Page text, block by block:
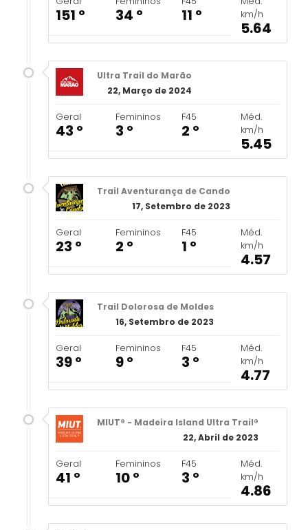
151 º 34 º 11 º
km/h
5.64
Ultra Trail do Marão
22, Março de 2024
Geral
43 º
Femininos
3 º
F45
2 º
Méd.
km/h
5.45
Trail Aventurança de Cando
17, Setembro de 2023
Geral
23 º
Femininos
2 º
F45
1 º
Méd.
km/h
4.57
Trail Dolorosa de Moldes
16, Setembro de 2023
Geral
39 º
Femininos
9 º
F45
3 º
Méd.
km/h
4.77
MIUT® - Madeira Island Ultra Trail®
22, Abril de 2023
Geral
41 º
Femininos
10 º
F45
3 º
Méd.
km/h
4.86